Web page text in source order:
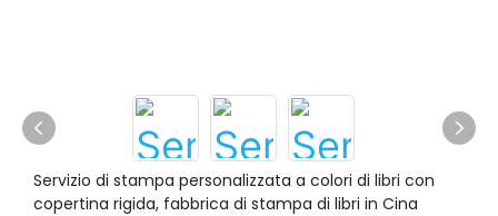
Servizio di stampa personalizzata a colori di libri con
copertina rigida, fabbrica di stampa di libri in Cina